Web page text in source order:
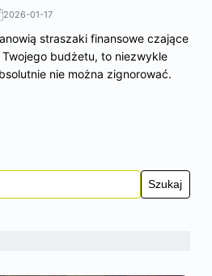
2026-01-17
straszaki finansowe czające
budżetu, to niezwykle
nie można zignorować.